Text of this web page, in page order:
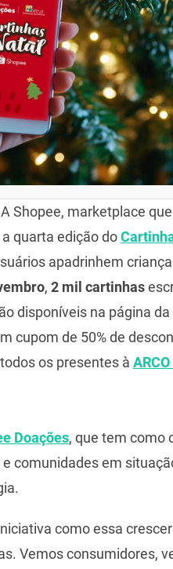
Shopee, marketplace
quarta edição do
apadrinhem
, 2 mil cartinhas
disponíveis na página
cupom de 50% de
os presentes à
Doações, que tem como
comunidades em
como essa
Vemos consumidores,